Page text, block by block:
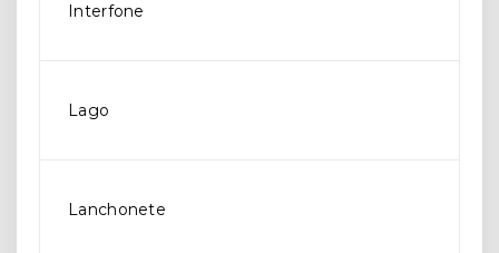
Interfone
Lago
Lanchonete